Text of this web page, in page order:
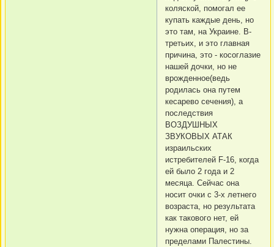
коляской, помогал ее
купать каждые день, но
это там, на Украине. В-
третьих, и это главная
причина, это - косоглазие
нашей дочки, но не
врожденное(ведь
родилась она путем
кесарево сечения), а
последствия
ВОЗДУШНЫХ
ЗВУКОВЫХ АТАК
израильских
истребителей F-16, когда
ей было 2 года и 2
месяца. Сейчас она
носит очки с 3-х летнего
возраста, но результата
как такового нет, ей
нужна операция, но за
пределами Палестины.